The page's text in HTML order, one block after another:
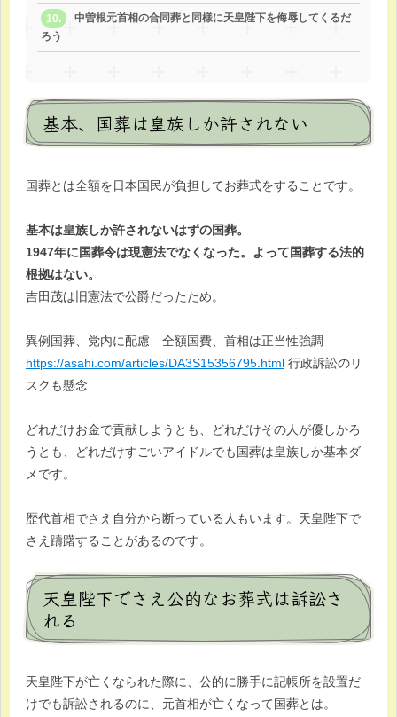
中曽根元首相の合同葬と同様に天皇陛下を侮辱してくるだ
ろう
基本、国葬は皇族しか許されない
国葬とは全額を日本国民が負担してお葬式をすることです。
基本は皇族しか許されないはずの国葬。
1947年に国葬令は現憲法でなくなった。よって国葬する法的
根拠はない。
吉田茂は旧憲法で公爵だったため。
異例国葬、党内に配慮 全額国費、首相は正当性強調
https://asahi.com/articles/DA3S15356795.html 行政訴訟のリ
スクも懸念
どれだけお金で貢献しようとも、どれだけその人が優しかろ
うとも、どれだけすごいアイドルでも国葬は皇族しか基本ダ
メです。
歴代首相でさえ自分から断っている人もいます。天皇陛下で
さえ躊躇することがあるのです。
天皇陛下でさえ公的なお葬式は訴訟さ
れる
天皇陛下が亡くなられた際に、公的に勝手に記帳所を設置だ
けでも訴訟されるのに、元首相が亡くなって国葬とは。